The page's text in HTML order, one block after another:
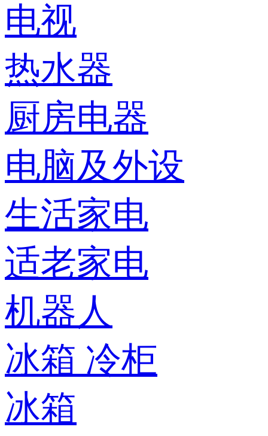
电视
热水器
厨房电器
电脑及外设
生活家电
适老家电
机器人
冰箱 冷柜
冰箱